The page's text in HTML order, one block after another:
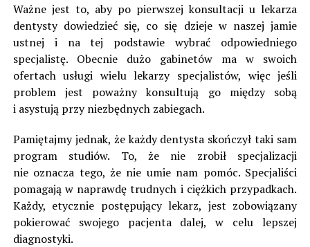
Ważne jest to, aby po pierwszej konsultacji u lekarza
dentysty dowiedzieć się, co się dzieje w naszej jamie
ustnej i na tej podstawie wybrać odpowiedniego
specjalistę. Obecnie dużo gabinetów ma w swoich
ofertach usługi wielu lekarzy specjalistów, więc jeśli
problem jest poważny konsultują go między sobą
i asystują przy niezbędnych zabiegach.
Pamiętajmy jednak, że każdy dentysta skończył taki sam
program studiów. To, że nie zrobił specjalizacji
nie oznacza tego, że nie umie nam pomóc. Specjaliści
pomagają w naprawdę trudnych i ciężkich przypadkach.
Każdy, etycznie postępujący lekarz, jest zobowiązany
pokierować swojego pacjenta dalej, w celu lepszej
diagnostyki.